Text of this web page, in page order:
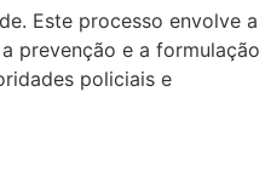
Este processo envolve a
prevenção e a formulação
policiais e